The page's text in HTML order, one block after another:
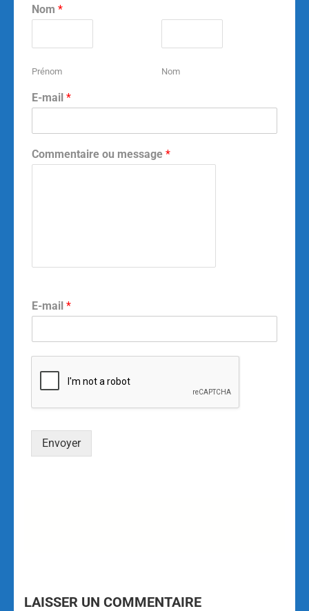
Nom *
Prénom Nom
E-mail *
Commentaire ou message *
E-mail *
Envoyer
LAISSER UN COMMENTAIRE